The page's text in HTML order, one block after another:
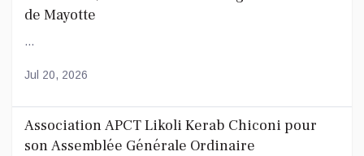
de Mayotte
...
Jul 20, 2026
Association APCT Likoli Kerab Chiconi pour
son Assemblée Générale Ordinaire